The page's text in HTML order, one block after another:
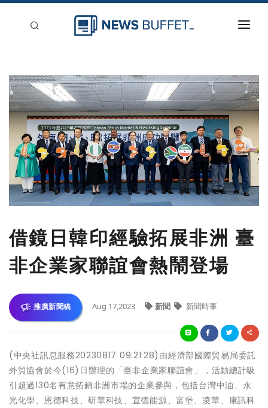
新聞稿分類
登入
刊登
借鏡日韓印經驗拓展非洲 臺
非企業家聯誼會熱鬧登場
推廣新聞稿 Aug 17,2023 新聞 新聞時事
(中央社訊息服務20230817 09:21:28)由經濟部國際貿易局委託
外貿協會於今(16)日辦理的「臺非企業家聯誼會」，活動總計吸
引超過130名有意拓銷非洲市場的企業參與，包括台灣中油、永
光化學、恩德科技、研華科技、宣德能源、富堡、凌華、康訊科